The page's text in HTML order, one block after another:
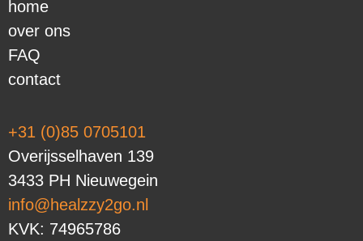
home
over ons
FAQ
contact
+31 (0)85 0705101
Overijsselhaven 139
3433 PH Nieuwegein
info@healzzy2go.nl
KVK: 74965786